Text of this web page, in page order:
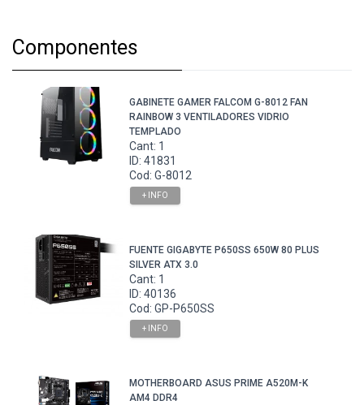
Componentes
GABINETE GAMER FALCOM G-8012 FAN
RAINBOW 3 VENTILADORES VIDRIO
TEMPLADO
Cant: 1
ID: 41831
Cod: G-8012
+ INFO
FUENTE GIGABYTE P650SS 650W 80 PLUS
SILVER ATX 3.0
Cant: 1
ID: 40136
Cod: GP-P650SS
+ INFO
MOTHERBOARD ASUS PRIME A520M-K
AM4 DDR4